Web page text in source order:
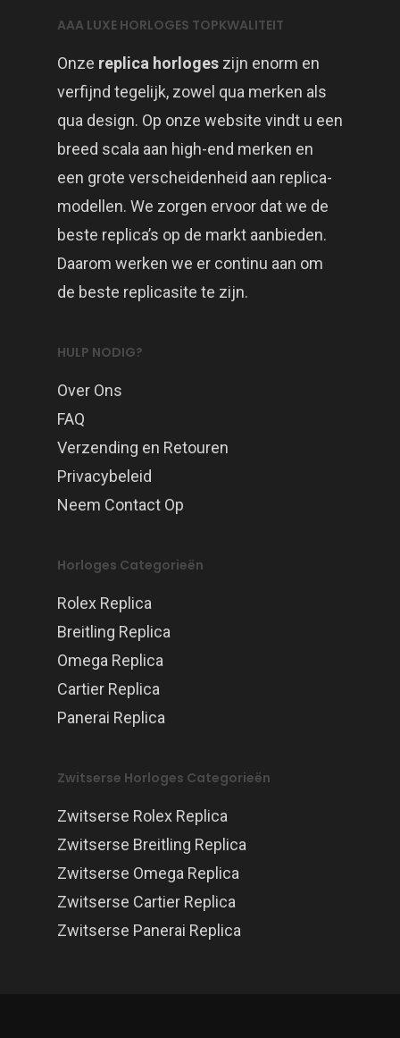
AAA LUXE HORLOGES TOPKWALITEIT
Onze replica horloges zijn enorm en
verfijnd tegelijk, zowel qua merken als
qua design. Op onze website vindt u een
breed scala aan high-end merken en
een grote verscheidenheid aan replica-
modellen. We zorgen ervoor dat we de
beste replica’s op de markt aanbieden.
Daarom werken we er continu aan om
de beste replicasite te zijn.
HULP NODIG?
Over Ons
FAQ
Verzending en Retouren
Privacybeleid
Neem Contact Op
Horloges Categorieën
Rolex Replica
Breitling Replica
Omega Replica
Cartier Replica
Panerai Replica
Zwitserse Horloges Categorieën
Zwitserse Rolex Replica
Zwitserse Breitling Replica
Zwitserse Omega Replica
Zwitserse Cartier Replica
Zwitserse Panerai Replica